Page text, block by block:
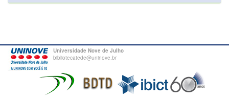
Universidade Nove de Julho
bibliotecatede@uninove.br